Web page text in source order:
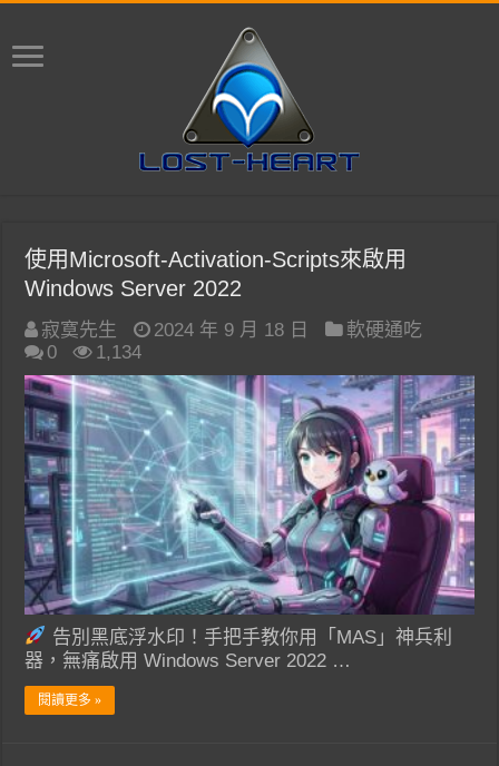
使用Microsoft-Activation-Scripts來啟用
Windows Server 2022
寂寞先生 2024 年 9 月 18 日
軟硬通吃
0
1,134
告別黑底浮水印！手把手教你用「MAS」神兵利
器，無痛啟用 Windows Server 2022 …
閱讀更多 »